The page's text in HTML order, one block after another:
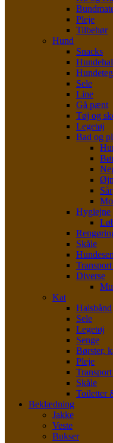
Pleje
Tilbehør
Hund
Snacks
Sele
Line
Gå pænt
Tøj og
Legetøj
Bad og
Hygiejne
Skåle
Diverse
Kat
Halsbånd
Sele
Legetøj
Senge
Børster,
Pleje
Skåle
Toiletter
Beklædning
Jakke
Veste
Bukser